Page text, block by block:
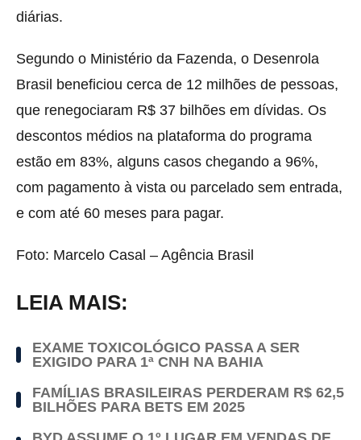
diárias.
Segundo o Ministério da Fazenda, o Desenrola
Brasil beneficiou cerca de 12 milhões de pessoas,
que renegociaram R$ 37 bilhões em dívidas. Os
descontos médios na plataforma do programa
estão em 83%, alguns casos chegando a 96%,
com pagamento à vista ou parcelado sem entrada,
e com até 60 meses para pagar.
Foto: Marcelo Casal – Agência Brasil
LEIA MAIS:
EXAME TOXICOLÓGICO PASSA A SER
EXIGIDO PARA 1ª CNH NA BAHIA
FAMÍLIAS BRASILEIRAS PERDERAM R$ 62,5
BILHÕES PARA BETS EM 2025